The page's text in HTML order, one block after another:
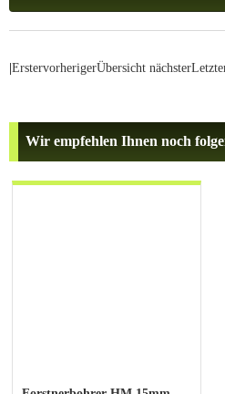
|ErstervorherigerÜbersicht nächster
Wir empfehlen Ihnen noch